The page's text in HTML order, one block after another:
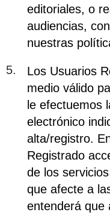
editoriales, o
audiencias,
nuestras
Los Usuarios
medio válido
le efectuemos
electrónico
alta/registro.
Registrado
de los
que afecte a
entenderá que